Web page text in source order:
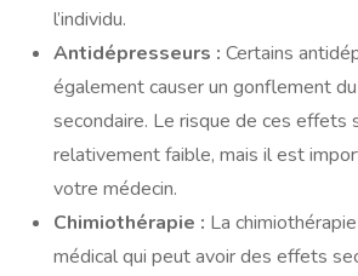
l’individu.
Antidépresseurs : Certains
également causer un gonflement
secondaire. Le risque de ces effets
relativement faible, mais il est
votre médecin.
Chimiothérapie : La
médical qui peut avoir des effets